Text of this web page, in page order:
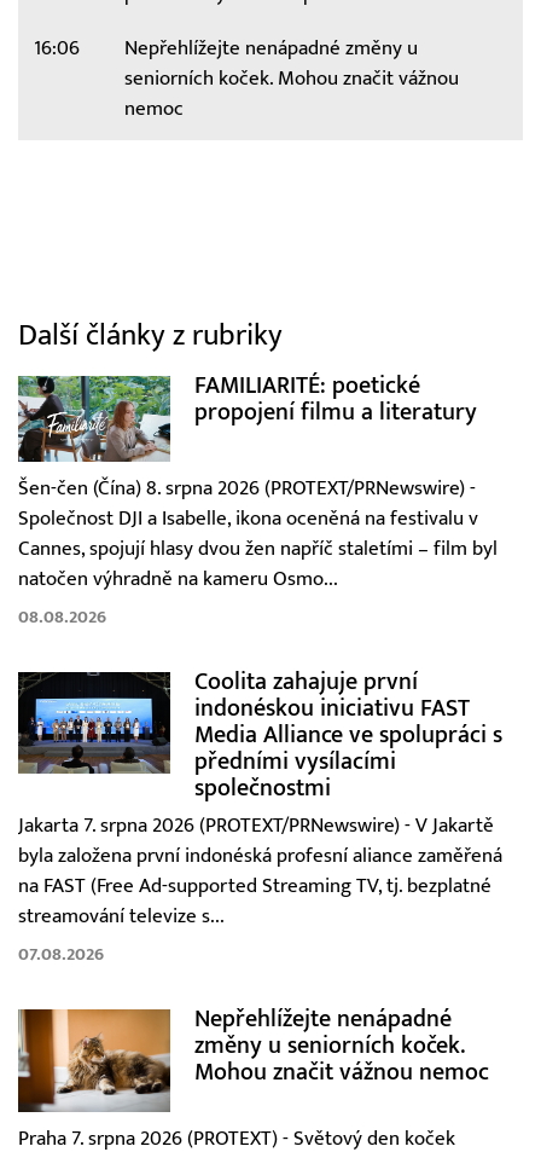
16:06
Nepřehlížejte nenápadné změny u
seniorních koček. Mohou značit vážnou
nemoc
Další články z rubriky
FAMILIARITÉ: poetické
propojení filmu a literatury
Šen-čen (Čína) 8. srpna 2026 (PROTEXT/PRNewswire) -
Společnost DJI a Isabelle, ikona oceněná na festivalu v
Cannes, spojují hlasy dvou žen napříč staletími – film byl
natočen výhradně na kameru Osmo...
08.08.2026
Coolita zahajuje první
indonéskou iniciativu FAST
Media Alliance ve spolupráci s
předními vysílacími
společnostmi
Jakarta 7. srpna 2026 (PROTEXT/PRNewswire) - V Jakartě
byla založena první indonéská profesní aliance zaměřená
na FAST (Free Ad-supported Streaming TV, tj. bezplatné
streamování televize s...
07.08.2026
Nepřehlížejte nenápadné
změny u seniorních koček.
Mohou značit vážnou nemoc
Praha 7. srpna 2026 (PROTEXT) - Světový den koček